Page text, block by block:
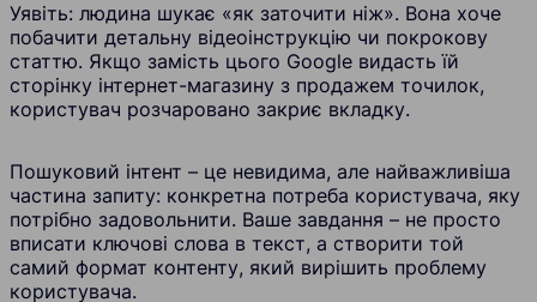
Уявіть: людина шукає «як заточити ніж». Вона хоче
побачити детальну відеоінструкцію чи покрокову
статтю. Якщо замість цього Google видасть їй
сторінку інтернет-магазину з продажем точилок,
користувач розчаровано закриє вкладку.
Пошуковий інтент – це невидима, але найважливіша
частина запиту: конкретна потреба користувача, яку
потрібно задовольнити. Ваше завдання – не просто
вписати ключові слова в текст, а створити той
самий формат контенту, який вирішить проблему
користувача.